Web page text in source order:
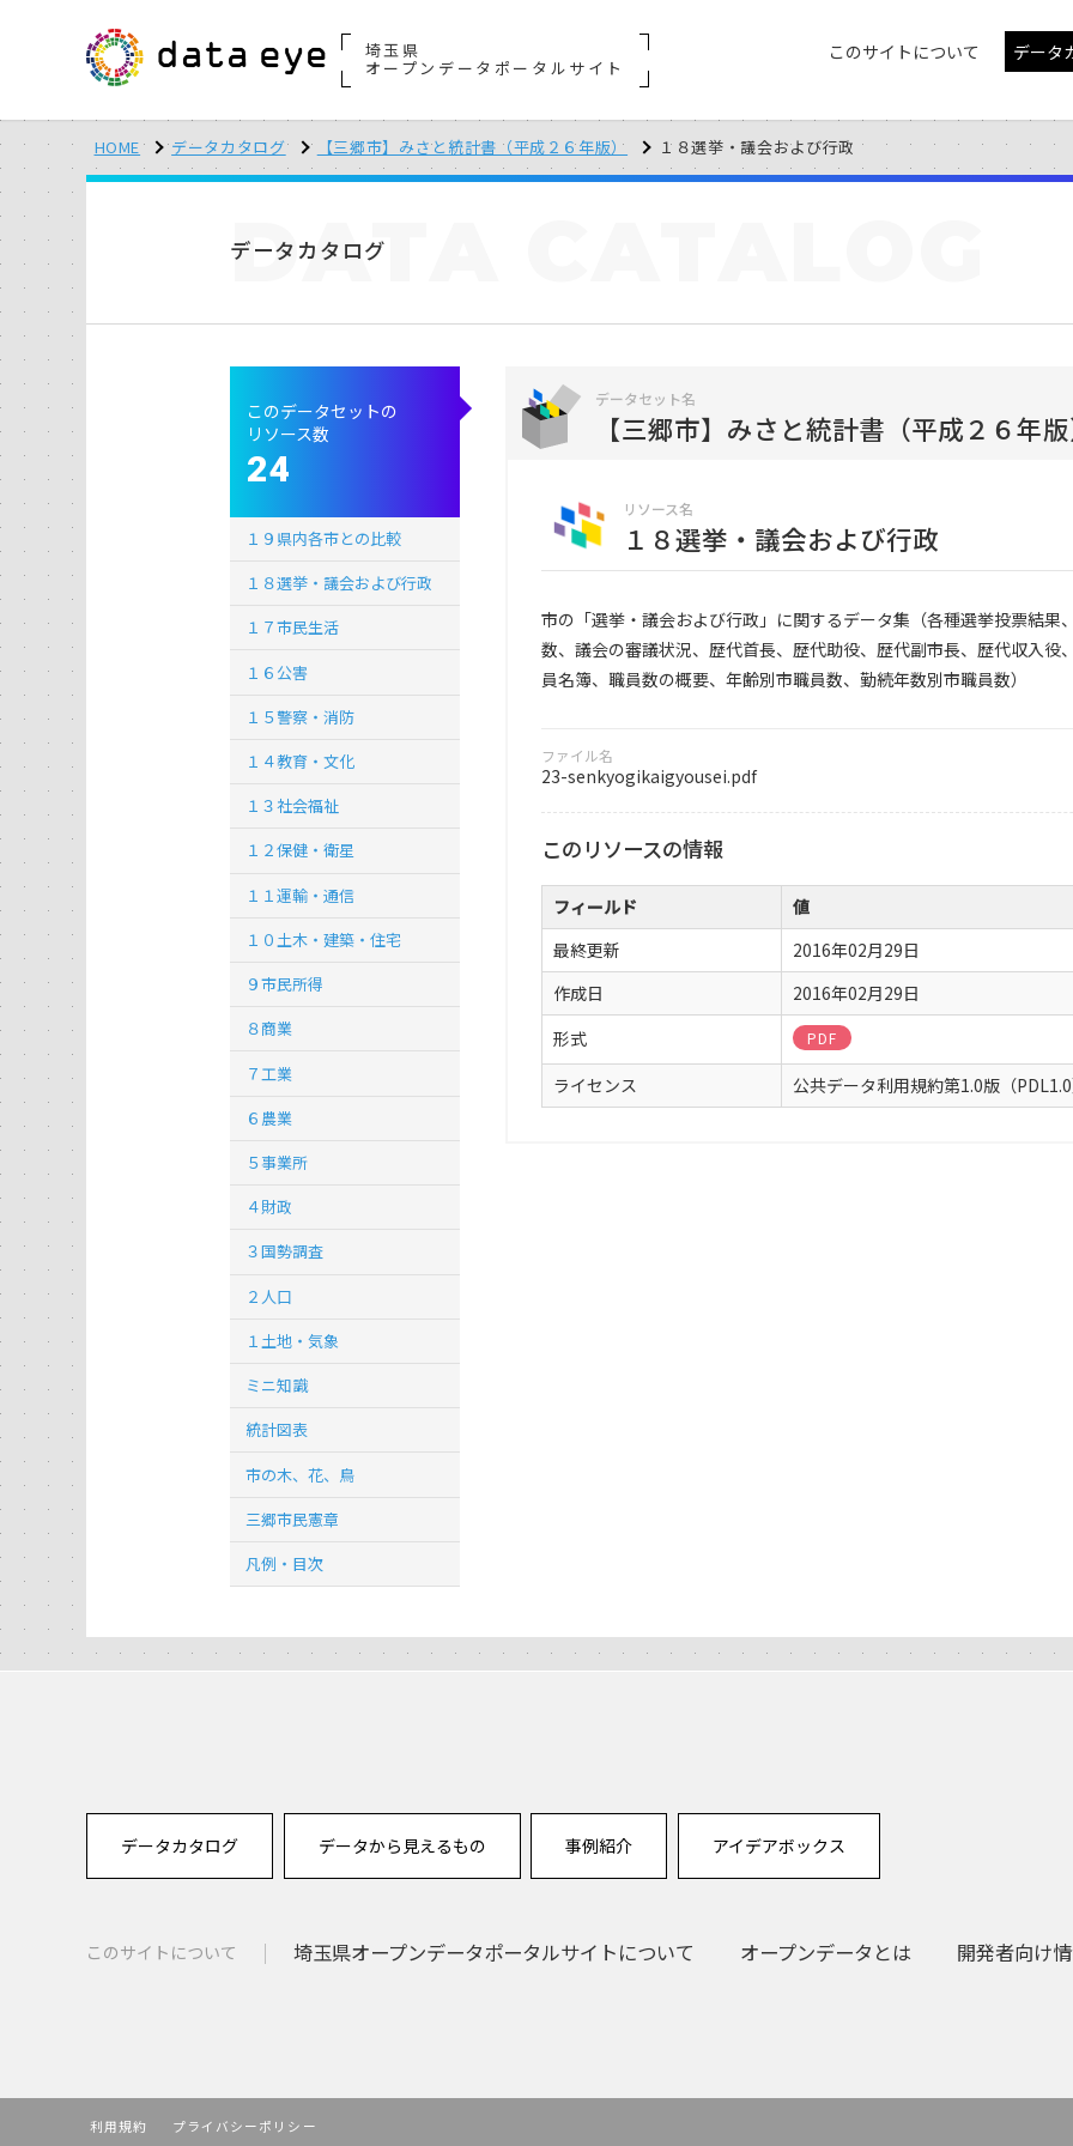
埼玉県
オープンデータポータルサイト
このサイトについて データ
HOME データカタログ 【三郷市】みさと統計書（平成２６年版） １８選挙・議会および行政
データカタログ
DATA
データセット名
【三郷市】みさと統計書（平成２６年
リソース名
１８選挙・議会および行政
市の「選挙・議会および行政」に関するデータ集（各種選挙投票結果
数、議会の審議状況、歴代首長、歴代助役、歴代副市長、歴代収入役
員名簿、職員数の概要、年齢別市職員数、勤続年数別市職員数）
ファイル名
23-senkyogikaigyousei.pdf
このリソースの情報
フィールド
値
最終更新
2016年02月29日
作成日
2016年02月29日
形式
PDF
ライセンス 公共データ利用規約第1.0版（
このデータセットの
リソース数
24
１９県内各市との比較
１８選挙・議会および行政
１７市民生活
１６公害
１５警察・消防
１４教育・文化
１３社会福祉
１２保健・衛星
１１運輸・通信
１０土木・建築・住宅
９市民所得
８商業
７工業
６農業
５事業所
４財政
３国勢調査
２人口
１土地・気象
ミニ知識
統計図表
市の木、花、鳥
三郷市民憲章
凡例・目次
データカタログ データから見えるもの 事例紹介 アイデアボックス
このサイトについて 埼玉県オープンデータポータルサイトについて オープンデータとは 開発者向け
利用規約 プライバシーポリシー